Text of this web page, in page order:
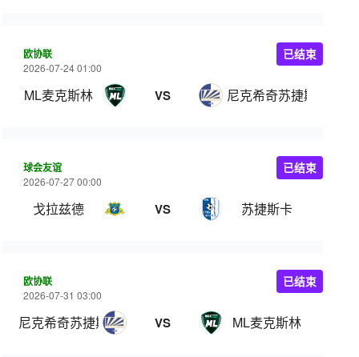
欧协联
2026-07-24 01:00
ML麦克斯林 VS 尼克希奇苏捷斯卡
已结束
球会友谊
2026-07-27 00:00
戈拉兹德 VS 苏捷斯卡
已结束
欧协联
2026-07-31 03:00
尼克希奇苏捷斯卡 VS ML麦克斯林
已结束